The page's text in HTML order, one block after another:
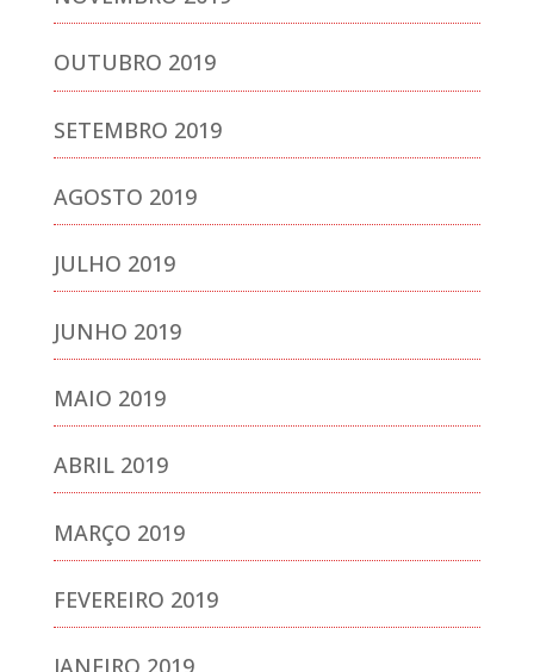
OUTUBRO 2019
SETEMBRO 2019
AGOSTO 2019
JULHO 2019
JUNHO 2019
MAIO 2019
ABRIL 2019
MARÇO 2019
FEVEREIRO 2019
JANEIRO 2019